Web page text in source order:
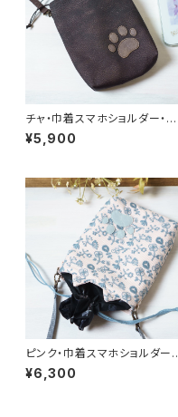
チャ・巾着スマホショルダー・猫
耳
¥5,900
ピンク・巾着スマホショルダー・
猫耳【ラスト1点】
¥6,300